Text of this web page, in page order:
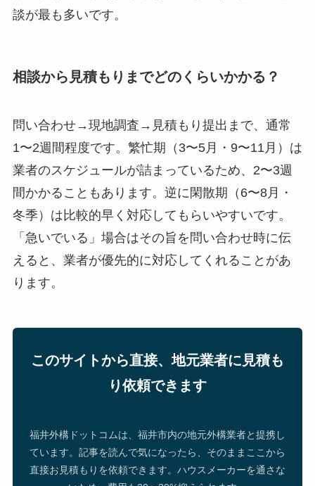
談が最も多いです。
相談から見積もりまでどのくらいかかる？
問い合わせ→現地調査→見積もり提出まで、通常
1〜2週間程度です。繁忙期（3〜5月・9〜11月）は
業者のスケジュールが詰まっているため、2〜3週
間かかることもあります。逆に閑散期（6〜8月・
冬季）は比較的早く対応してもらいやすいです。
「急いでいる」場合はその旨を問い合わせ時に伝
えると、業者が優先的に対応してくれることがあ
ります。
このサイトから直接、地元業者に見積も
り依頼できます
福井外構ドットコムは、福井市内の地元外構業者と提携し
ています。記事を読んで気になったら、そのままここから
直接お見積もりを依頼できます。ハウスメーカーを通さな